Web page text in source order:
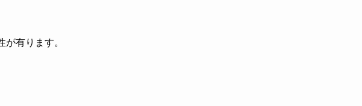
有ります。